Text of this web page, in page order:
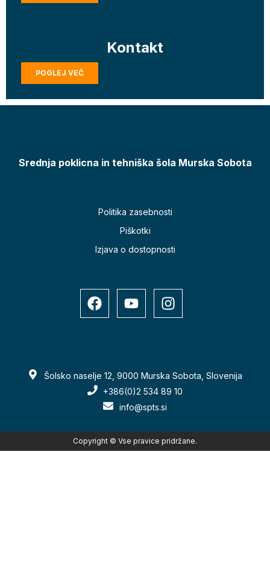
Kontakt
POGLEJ VEČ
Srednja poklicna in tehniška šola Murska Sobota
Politika zasebnosti
Piškotki
Izjava o dostopnosti
Šolsko naselje 12, 9000 Murska Sobota, Slovenija
+386(0)2 534 89 10
info@spts.si
Copyright © Vse pravice pridržane.